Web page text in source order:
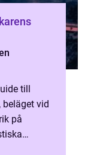
till
beläget vid
på